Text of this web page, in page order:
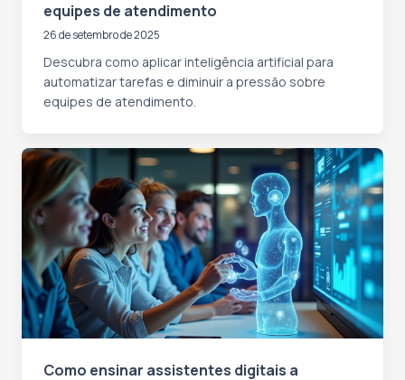
equipes de atendimento
26 de setembro de 2025
Descubra como aplicar inteligência artificial para
automatizar tarefas e diminuir a pressão sobre
equipes de atendimento.
Como ensinar assistentes digitais a